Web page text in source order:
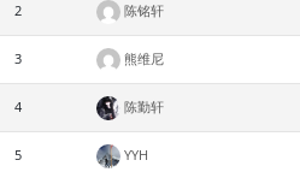
2 陈铭轩
3 熊维尼
4 陈勤轩
5 YYH